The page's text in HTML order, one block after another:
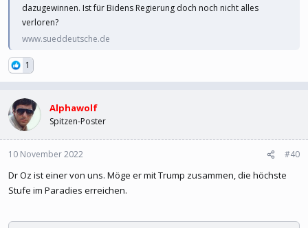
dazugewinnen. Ist für Bidens Regierung doch noch nicht alles
verloren?
www.sueddeutsche.de
1
Alphawolf
Spitzen-Poster
10 November 2022 #40
Dr Oz ist einer von uns. Möge er mit Trump zusammen, die höchste
Stufe im Paradies erreichen.